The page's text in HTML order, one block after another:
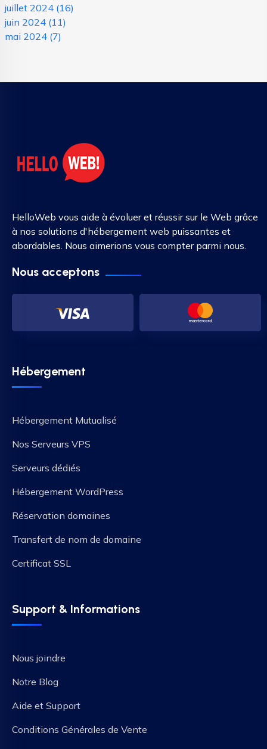
juillet 2024 (16)
juin 2024 (11)
mai 2024 (7)
HelloWeb vous aide à évoluer et réussir sur le Web grâce
à nos solutions d'hébergement web puissantes et
abordables. Nous aimerions vous compter parmi nous.
Nous acceptons
Hébergement
Hébergement Mutualisé
Nos Serveurs VPS
Serveurs dédiés
Hébergement WordPress
Réservation domaines
Transfert de nom de domaine
Certificat SSL
Support & Informations
Nous joindre
Notre Blog
Aide et Support
Conditions Générales de Vente